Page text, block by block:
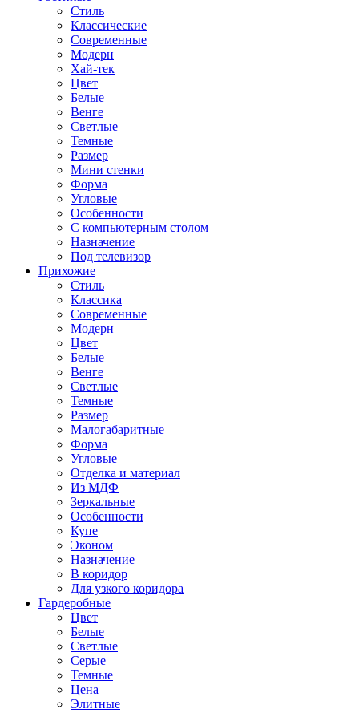
Стиль
Классические
Современные
Модерн
Хай-тек
Цвет
Белые
Венге
Светлые
Темные
Размер
Мини стенки
Форма
Угловые
Особенности
С компьютерным столом
Назначение
Под телевизор
Прихожие
Стиль
Классика
Современные
Модерн
Цвет
Белые
Венге
Светлые
Темные
Размер
Малогабаритные
Форма
Угловые
Отделка и материал
Из МДФ
Зеркальные
Особенности
Купе
Эконом
Назначение
В коридор
Для узкого коридора
Гардеробные
Цвет
Белые
Светлые
Серые
Темные
Цена
Элитные